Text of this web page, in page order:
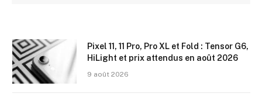
Pixel 11, 11 Pro, Pro XL et Fold : Tensor G6,
HiLight et prix attendus en août 2026
9 août 2026